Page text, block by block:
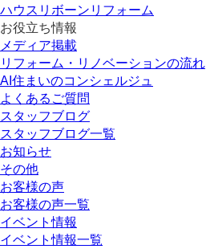
ハウスリボーンリフォーム
お役立ち情報
メディア掲載
リフォーム・リノベーションの流れ
AI住まいのコンシェルジュ
よくあるご質問
スタッフブログ
スタッフブログ一覧
お知らせ
その他
お客様の声
お客様の声一覧
イベント情報
イベント情報一覧